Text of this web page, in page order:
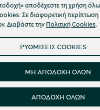
Πολιτιστικό Ίδρυμα
Όροι χρήσης
Cookies
αποδέχεστε τη χρήση
Σε διαφορετική περίπτωση
Διαβάστε την Πολιτική Cookies.
ΡΥΘΜΙΣΕΙΣ COOKIES
ΜΗ ΑΠΟΔΟΧΗ ΟΛΩΝ
ΑΠΟΔΟΧΗ ΟΛΩΝ